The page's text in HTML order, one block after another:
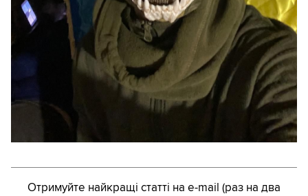
Отримуйте найкращі статті на e-mail (раз на два